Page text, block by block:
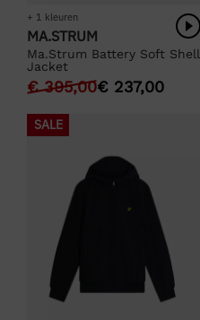
+ 1 kleuren
MA.STRUM
Ma.Strum Battery Soft Shell
Jacket
€395,00€ 237,00
SALE